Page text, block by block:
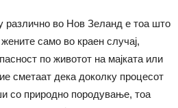
во Нов Зеланд е тоа што
само во краен случај,
по животот на мајката или
сметаат дека доколку процесот
со природно породување, тоа